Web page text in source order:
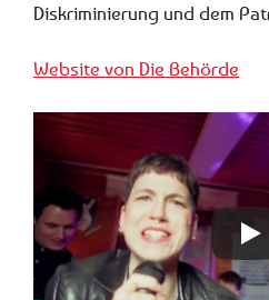
Diskriminierung und dem
Website von Die Behörde